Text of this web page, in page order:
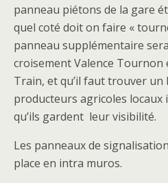
panneau piétons de la gare
quel coté doit on faire «
panneau supplémentaire
croisement Valence Tournon
Train, et qu’il faut trouver un
producteurs agricoles
qu’ils gardent leur visibilité.
Les panneaux de
place en intra muros.